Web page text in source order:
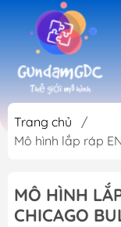
Trang chủ
/
Mô hình lắp ráp
MÔ HÌNH
CHICAGO